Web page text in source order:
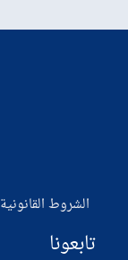
الشروط القانونية
تابعونا